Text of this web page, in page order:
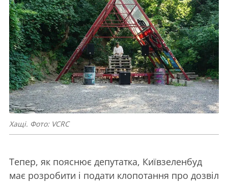
Хащі. Фото: VCRC
Тепер, як пояснює депутатка, Київзеленбуд
має розробити і подати клопотання про дозвіл